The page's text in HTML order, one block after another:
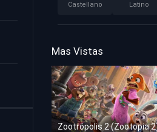
Castellano Latino
Mas Vistas
Zootrópolis 2 (Zootopia